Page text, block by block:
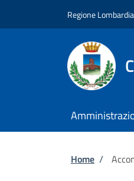
Regione Lombardia
Home /